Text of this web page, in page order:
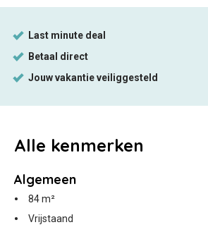
Alle kenmerken
Algemeen
84 m²
Vrijstaand